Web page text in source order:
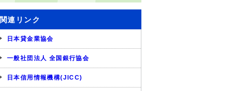
関連リンク
日本貸金業協会
一般社団法人 全国銀行協会
日本信用情報機構(JICC)